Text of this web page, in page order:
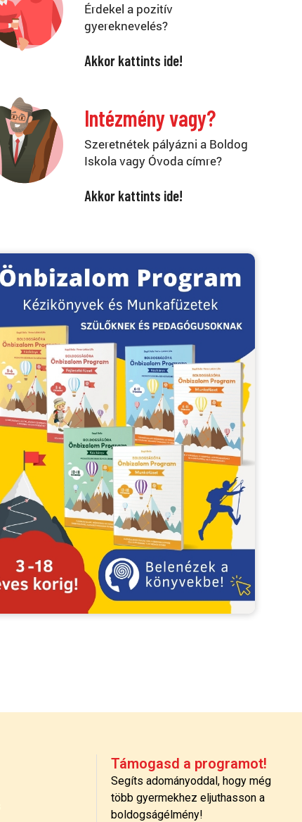
Érdekel a pozitív
gyereknevelés?
Akkor kattints ide!
Intézmény vagy?
Szeretnétek pályázni a Boldog
Iskola vagy Óvoda címre?
Akkor kattints ide!
Támogasd a programot!
Segíts adományoddal, hogy még
több gyermekhez eljuthasson a
boldogságélmény!